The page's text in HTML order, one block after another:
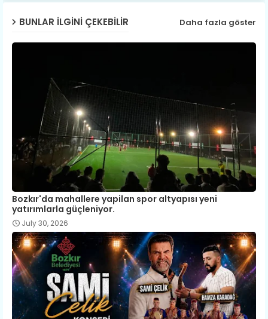
BUNLAR ILGINI ÇEKEBILIR Daha fazla göster
Bozkır'da mahallere yapilan spor altyapısı yeni
yatırımlarla güçleniyor.
July 30, 2026